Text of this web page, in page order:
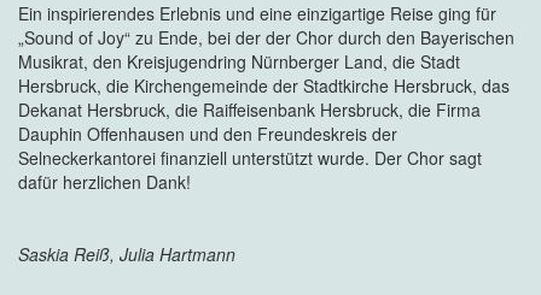
Ein inspirierendes Erlebnis und eine einzigartige Reise ging für
„Sound of Joy“ zu Ende, bei der der Chor durch den Bayerischen
Musikrat, den Kreisjugendring Nürnberger Land, die Stadt
Hersbruck, die Kirchengemeinde der Stadtkirche Hersbruck, das
Dekanat Hersbruck, die Raiffeisenbank Hersbruck, die Firma
Dauphin Offenhausen und den Freundeskreis der
Selneckerkantorei finanziell unterstützt wurde. Der Chor sagt
dafür herzlichen Dank!
Saskia Reiß, Julia Hartmann